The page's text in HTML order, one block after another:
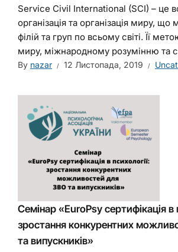
Service Civil International (SCI) – це
організація та організація миру,
філій та груп по всьому світі. Її
миру, міжнародному розумінню та
By nazar 12 Листопада, 2019
Семінар «EuroPsy сертифікація в
зростання конкурентних
та випускників»